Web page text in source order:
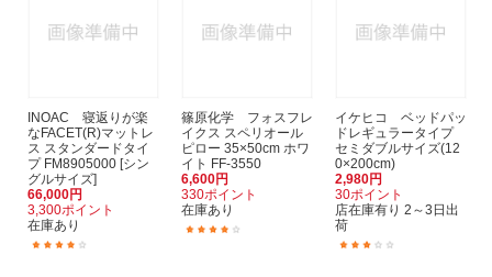
INOAC 寝返りが楽
なFACET(R)マットレ
ス スタンダードタイ
プ FM8905000 [シン
グルサイズ]
66,000円
3,300ポイント
在庫あり
篠原化学 フォスフレ
イクス スペリオール
ピロー 35×50cm ホワ
イト FF-3550
6,600円
330ポイント
在庫あり
イケヒコ ベッドパッ
ドレギュラータイプ
セミダブルサイズ(12
0×200cm)
2,980円
30ポイント
店在庫有り 2～3日出
荷